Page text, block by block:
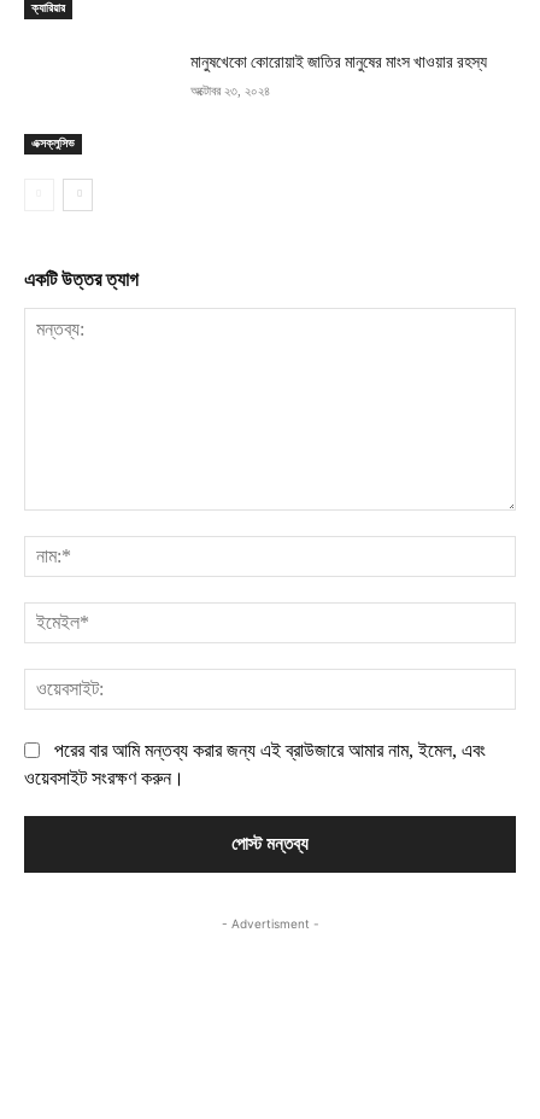
ক্যারিয়ার
এক্সক্লুসিভ
মানুষখেকো কোরোয়াই জাতির মানুষের মাংস খাওয়ার রহস্য
অক্টোবর ২৩, ২০২৪
একটি উত্তর ত্যাগ
পরের বার আমি মন্তব্য করার জন্য এই ব্রাউজারে আমার নাম, ইমেল, এবং
ওয়েবসাইট সংরক্ষণ করুন।
- Advertisment -